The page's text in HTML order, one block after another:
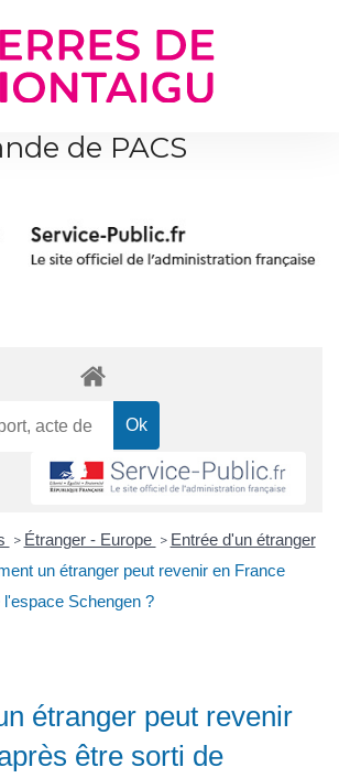
de PACS
> Étranger - Europe > Entrée d'un étranger
un étranger peut revenir en France
Schengen ?
étranger peut revenir
être sorti de